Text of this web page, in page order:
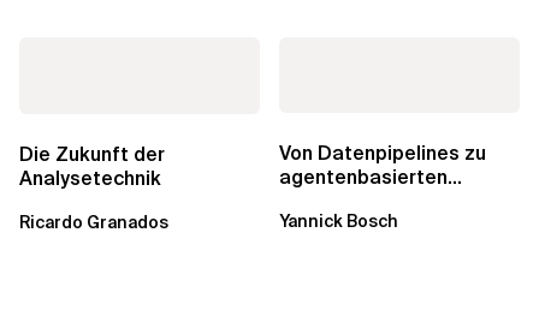
Die Zukunft der
Analysetechnik
Ricardo Granados
Von Datenpipelines zu
agentenbasierten
Analytics...
Yannick Bosch